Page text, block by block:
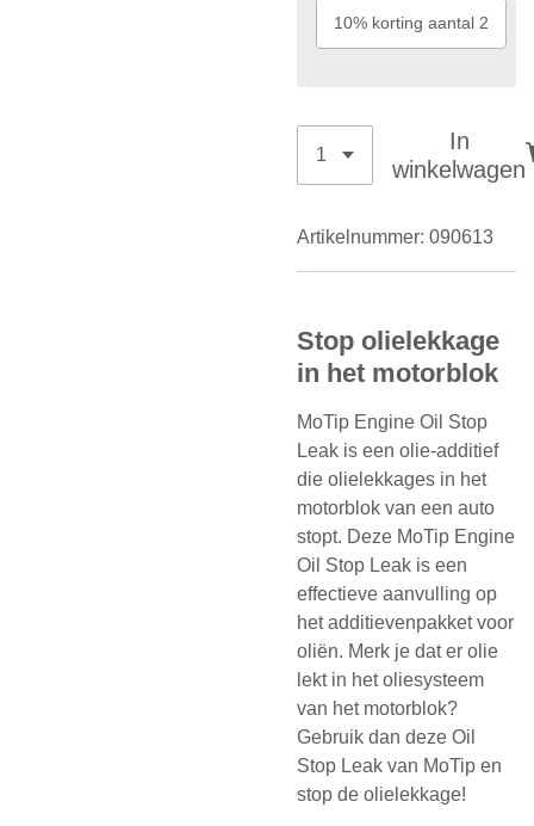
10% korting aantal 2
In
winkelwagen
Artikelnummer: 090613
Stop olielekkage
in het motorblok
MoTip Engine Oil Stop
Leak is een olie-additief
die olielekkages in het
motorblok van een auto
stopt. Deze MoTip Engine
Oil Stop Leak is een
effectieve aanvulling op
het additievenpakket voor
oliën. Merk je dat er olie
lekt in het oliesysteem
van het motorblok?
Gebruik dan deze Oil
Stop Leak van MoTip en
stop de olielekkage!